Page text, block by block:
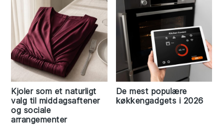
Kjoler som et naturligt
valg til middagsaftener
og sociale
arrangementer
De mest populære
køkkengadgets i 2026